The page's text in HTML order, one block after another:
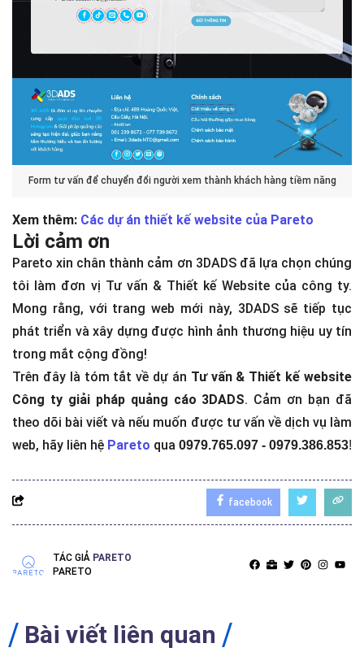
Form tư vấn để chuyển đổi người xem thành khách hàng tiềm năng
Xem thêm: Các dự án thiết kế website của Pareto
Lời cảm ơn
Pareto xin chân thành cảm ơn 3DADS đã lựa chọn chúng
tôi làm đơn vị Tư vấn & Thiết kế Website của công ty.
Mong rằng, với trang web mới này, 3DADS sẽ tiếp tục
phát triển và xây dựng được hình ảnh thương hiệu uy tín
trong mắt cộng đồng!
Trên đây là tóm tắt về dự án Tư vấn & Thiết kế website
Công ty giải pháp quảng cáo 3DADS. Cảm ơn bạn đã
theo dõi bài viết và nếu muốn được tư vấn về dịch vụ làm
web, hãy liên hệ Pareto qua 0979.765.097 - 0979.386.853!
facebook
TÁC GIẢ PARETO
PARETO
Bài viết liên quan